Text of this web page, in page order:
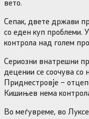
вето.
Сепак, двете држави
со еден куп проблеми.
контрола над голем
Сериозни внатрешни
децении се соочува со
Приднестровје –
Кишињев нема
Во меѓувреме, во